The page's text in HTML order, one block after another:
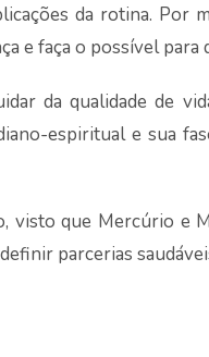
da rotina.
e faça o possível para
da qualidade de
espiritual e sua
que Mercúrio e
parcerias